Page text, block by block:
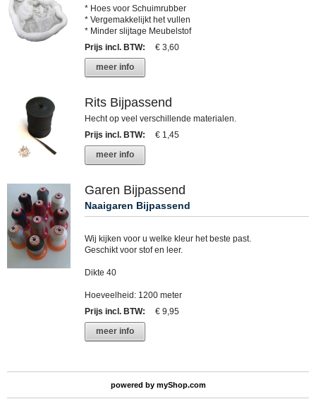
* Hoes voor Schuimrubber
* Vergemakkelijkt het vullen
* Minder slijtage Meubelstof
Prijs incl. BTW:
€ 3,60
meer info
Rits Bijpassend
Hecht op veel verschillende materialen.
Prijs incl. BTW:
€ 1,45
meer info
Garen Bijpassend
Naaigaren Bijpassend
Wij kijken voor u welke kleur het beste past.
Geschikt voor stof en leer.
Dikte 40
Hoeveelheid: 1200 meter
Prijs incl. BTW:
€ 9,95
meer info
powered by myShop.com